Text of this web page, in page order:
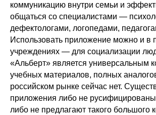
коммуникацию внутри семьи и
общаться со специалистами —
дефектологами, логопедами,
Использовать приложение можно и в
учреждениях — для социализации
«Альберт» является универсальным
учебных материалов, полных
российском рынке сейчас нет.
приложения либо не
либо не предлагают такого большого